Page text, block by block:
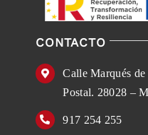
CONTACTO
Calle Marqués
Postal. 28028 –
917 254 255